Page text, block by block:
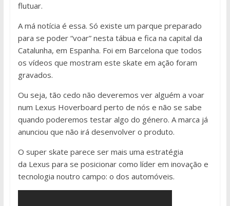
flutuar.
A má notícia é essa. Só existe um parque preparado
para se poder “voar” nesta tábua e fica na capital da
Catalunha, em Espanha. Foi em Barcelona que todos
os vídeos que mostram este skate em ação foram
gravados.
Ou seja, tão cedo não deveremos ver alguém a voar
num Lexus Hoverboard perto de nós e não se sabe
quando poderemos testar algo do género. A marca já
anunciou que não irá desenvolver o produto.
O super skate parece ser mais uma estratégia
da Lexus para se posicionar como líder em inovação e
tecnologia noutro campo: o dos automóveis.